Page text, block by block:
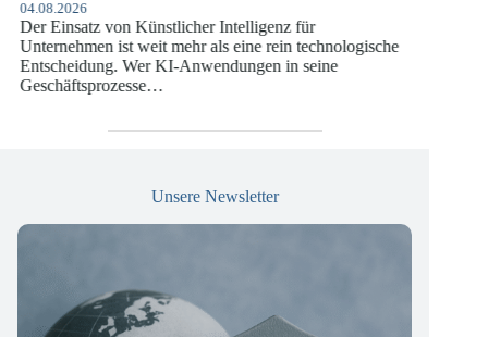
Intelligenz für
als eine rein technologische
Anwendungen in seine
07.07.2026
Die europäische
vergangenen Jahren eine
Unsere Newsletter